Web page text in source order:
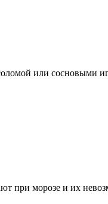
или сосновыми
при морозе и их